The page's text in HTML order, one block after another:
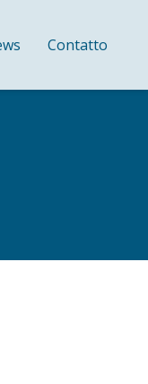
Contatto